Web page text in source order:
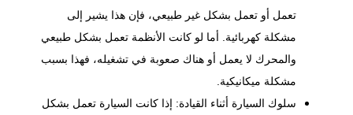
تعمل أو تعمل بشكل غير طبيعي، فإن هذا يشير إلى
مشكلة كهربائية. أما لو كانت الأنظمة تعمل بشكل طبيعي
والمحرك لا يعمل أو هناك صعوبة في تشغيله، فهذا بسبب
مشكلة ميكانيكية.
سلوك السيارة أثناء القيادة: إذا كانت السيارة تعمل بشكل